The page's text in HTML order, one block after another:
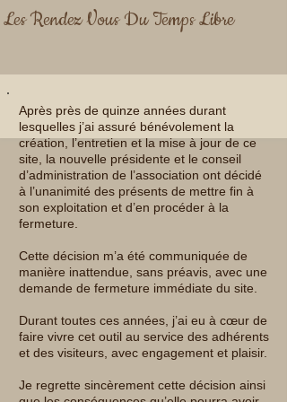
Les Rendez Vous Du Temps Libre
Après près de quinze années durant
lesquelles j’ai assuré bénévolement la
création, l’entretien et la mise à jour de ce
site, la nouvelle présidente et le conseil
d’administration de l’association ont décidé
à l’unanimité des présents de mettre fin à
son exploitation et d’en procéder à la
fermeture.
Cette décision m’a été communiquée de
manière inattendue, sans préavis, avec une
demande de fermeture immédiate du site.
Durant toutes ces années, j’ai eu à cœur de
faire vivre cet outil au service des adhérents
et des visiteurs, avec engagement et plaisir.
Je regrette sincèrement cette décision ainsi